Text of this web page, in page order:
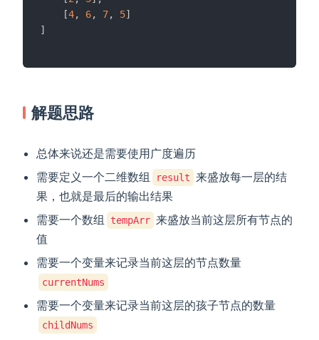
[4, 6, 7, 5]
]
解题思路
总体来说还是需要使用广度遍历
需要定义一个二维数组
result 来盛放每一层的结
果，也就是最后的输出结果
需要一个数组
tempArr 来盛放当前这层所有节点的
值
需要一个变量来记录当前这层的节点数量
currentNums
需要一个变量来记录当前这层的孩子节点的数量
childNums